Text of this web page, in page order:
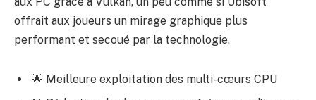
offrait aux joueurs un mirage graphique plus
performant et secoué par la technologie.
🌟 Meilleure exploitation des multi-cœurs CPU